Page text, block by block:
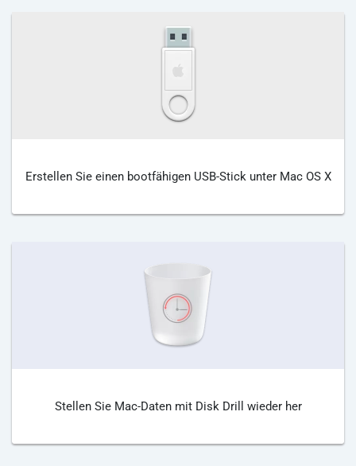
Erstellen Sie einen bootfähigen USB-Stick unter Mac OS X
Stellen Sie Mac-Daten mit Disk Drill wieder her